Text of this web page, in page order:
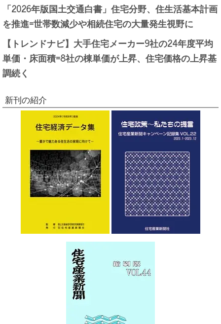
「2026年版国土交通白書」住宅分野、住生活基本計画
を推進=世帯数減少や相続住宅の大量発生視野に
【トレンドナビ】大手住宅メーカー9社の24年度平均
単価・床面積=8社の棟単価が上昇、住宅価格の上昇基
調続く
新刊の紹介